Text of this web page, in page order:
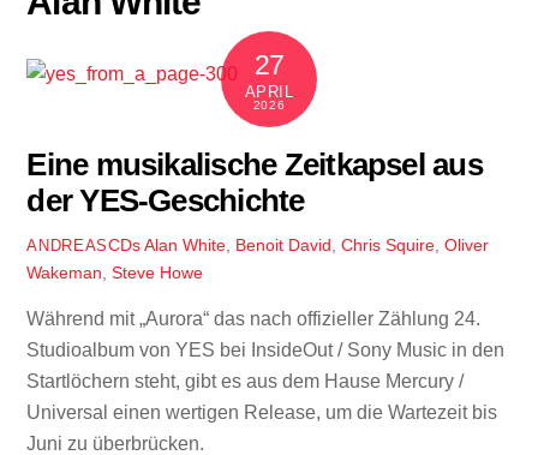
27
APRIL
2026
Eine musikalische Zeitkapsel aus
der YES-Geschichte
ANDREASCDsAlan White, Benoit David Chris Squire, Oliver
Wakeman ,Steve Howe
Während mit „Aurora“ das nach offizieller Zählung 24.
Studioalbum von YES bei InsideOut / Sony Music in den
Startlöchern steht, gibt es aus dem Hause Mercury /
Universal einen wertigen Release, um die Wartezeit bis
Juni zu überbrücken.